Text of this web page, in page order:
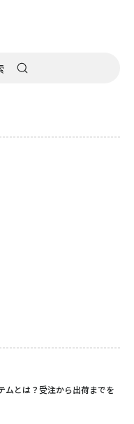
ムとは？受注から出荷までを